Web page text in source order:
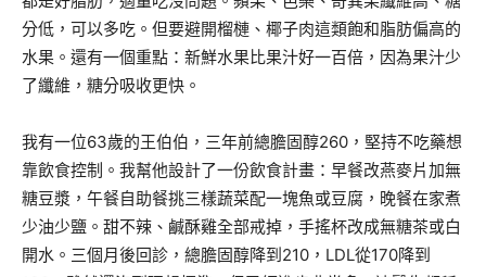
分低，可以多吃。但要避開榴槤、椰子肉這類飽和脂肪偏高的
水果。還有一個重點：新鮮水果比果汁好一百倍，因為果汁少
了纖維，糖分吸收更快。
我有一位63歲的王伯伯，三年前總膽固醇260，堅持不吃藥想
靠飲食控制。我幫他設計了一份飲食計畫：早餐改燕麥片加無
糖豆漿，午餐自助餐挑三樣蔬菜配一塊魚或豆腐，晚餐在家煮
少油少鹽。甜不辣、鹹酥雞全部戒掉，手搖杯改成無糖茶或白
開水。三個月後回診，總膽固醇降到210，LDL從170降到